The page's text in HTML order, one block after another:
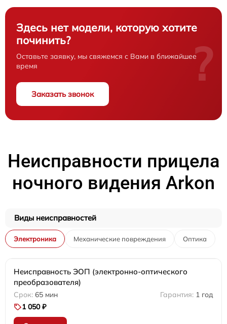
Здесь нет модели, которую хотите
починить?
Оставьте заявку, мы свяжемся с Вами в ближайшее
время
Заказать звонок
?
Неисправности прицела
ночного видения Arkon
Виды неисправностей
Электроника Механические повреждения Оптика
Неисправность ЭОП (электронно-оптического
преобразователя)
65 мин
1 год
1 050 ₽